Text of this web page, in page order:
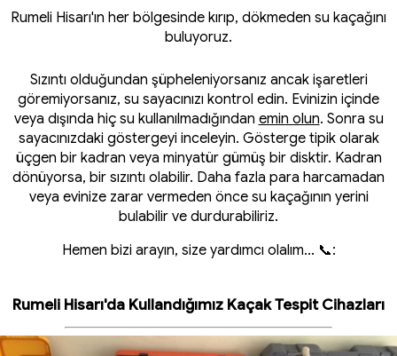
Rumeli Hisarı'ın her bölgesinde kırıp, dökmeden su kaçağını
buluyoruz.
Sızıntı olduğundan şüpheleniyorsanız ancak işaretleri
göremiyorsanız, su sayacınızı kontrol edin. Evinizin içinde
veya dışında hiç su kullanılmadığından emin olun. Sonra su
sayacınızdaki göstergeyi inceleyin. Gösterge tipik olarak
üçgen bir kadran veya minyatür gümüş bir disktir. Kadran
dönüyorsa, bir sızıntı olabilir. Daha fazla para harcamadan
veya evinize zarar vermeden önce su kaçağının yerini
bulabilir ve durdurabiliriz.
Hemen bizi arayın, size yardımcı olalım... 📞:
Rumeli Hisarı'da Kullandığımız Kaçak Tespit Cihazları